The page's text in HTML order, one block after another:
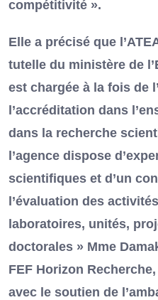
compétitivité ».
Elle a précisé que
tutelle du ministère de
est chargée à la fois de
l’accréditation dans
dans la recherche
l’agence dispose
scientifiques et d’un
l’évaluation des
laboratoires, unités,
doctorales » Mme
FEF Horizon
avec le soutien de